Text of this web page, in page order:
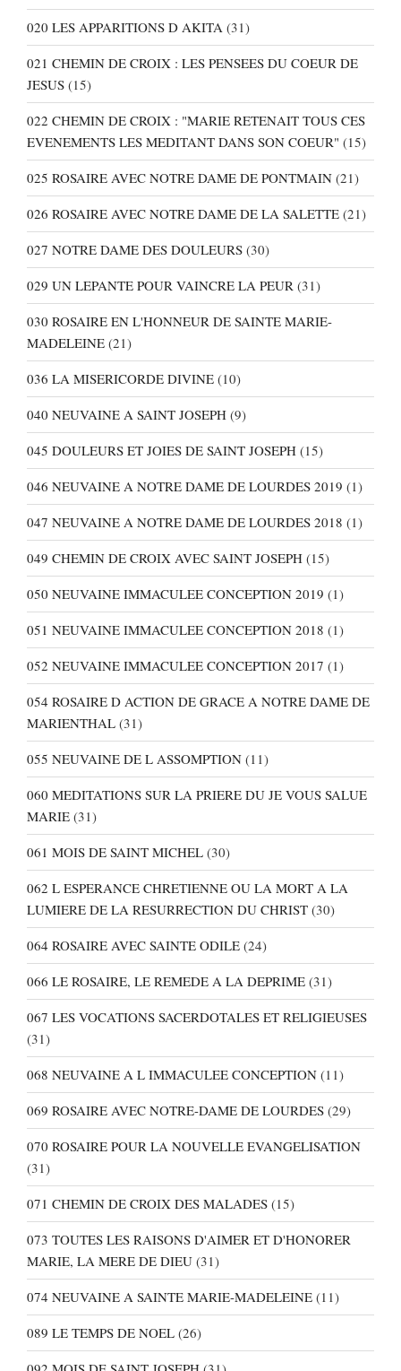
020 LES APPARITIONS D AKITA (31)
021 CHEMIN DE CROIX : LES PENSEES DU COEUR DE
JESUS (15)
022 CHEMIN DE CROIX : "MARIE RETENAIT TOUS CES
EVENEMENTS LES MEDITANT DANS SON COEUR" (15)
025 ROSAIRE AVEC NOTRE DAME DE PONTMAIN (21)
026 ROSAIRE AVEC NOTRE DAME DE LA SALETTE (21)
027 NOTRE DAME DES DOULEURS (30)
029 UN LEPANTE POUR VAINCRE LA PEUR (31)
030 ROSAIRE EN L'HONNEUR DE SAINTE MARIE-
MADELEINE (21)
036 LA MISERICORDE DIVINE (10)
040 NEUVAINE A SAINT JOSEPH (9)
045 DOULEURS ET JOIES DE SAINT JOSEPH (15)
046 NEUVAINE A NOTRE DAME DE LOURDES 2019 (1)
047 NEUVAINE A NOTRE DAME DE LOURDES 2018 (1)
049 CHEMIN DE CROIX AVEC SAINT JOSEPH (15)
050 NEUVAINE IMMACULEE CONCEPTION 2019 (1)
051 NEUVAINE IMMACULEE CONCEPTION 2018 (1)
052 NEUVAINE IMMACULEE CONCEPTION 2017 (1)
054 ROSAIRE D ACTION DE GRACE A NOTRE DAME DE
MARIENTHAL (31)
055 NEUVAINE DE L ASSOMPTION (11)
060 MEDITATIONS SUR LA PRIERE DU JE VOUS SALUE
MARIE (31)
061 MOIS DE SAINT MICHEL (30)
062 L ESPERANCE CHRETIENNE OU LA MORT A LA
LUMIERE DE LA RESURRECTION DU CHRIST (30)
064 ROSAIRE AVEC SAINTE ODILE (24)
066 LE ROSAIRE, LE REMEDE A LA DEPRIME (31)
067 LES VOCATIONS SACERDOTALES ET RELIGIEUSES
(31)
068 NEUVAINE A L IMMACULEE CONCEPTION (11)
069 ROSAIRE AVEC NOTRE-DAME DE LOURDES (29)
070 ROSAIRE POUR LA NOUVELLE EVANGELISATION
(31)
071 CHEMIN DE CROIX DES MALADES (15)
073 TOUTES LES RAISONS D'AIMER ET D'HONORER
MARIE, LA MERE DE DIEU (31)
074 NEUVAINE A SAINTE MARIE-MADELEINE (11)
089 LE TEMPS DE NOEL (26)